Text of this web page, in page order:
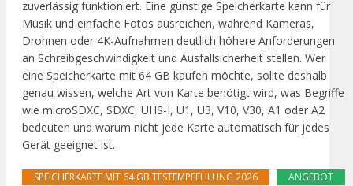
zuverlässig funktioniert. Eine günstige Speicherkarte kann für
Musik und einfache Fotos ausreichen, während Kameras,
Drohnen oder 4K-Aufnahmen deutlich höhere Anforderungen
an Schreibgeschwindigkeit und Ausfallsicherheit stellen. Wer
eine Speicherkarte mit 64 GB kaufen möchte, sollte deshalb
genau wissen, welche Art von Karte benötigt wird, was Begriffe
wie microSDXC, SDXC, UHS-I, U1, U3, V10, V30, A1 oder A2
bedeuten und warum nicht jede Karte automatisch für jedes
Gerät geeignet ist.
ANGEBOT
SPEICHERKARTE MIT 64 GB TESTEMPFEHLUNG 2026